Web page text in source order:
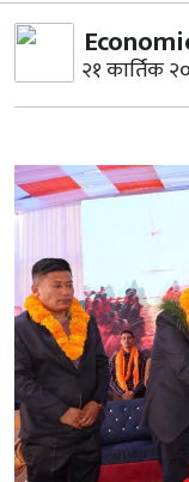
२१ कार्तिक